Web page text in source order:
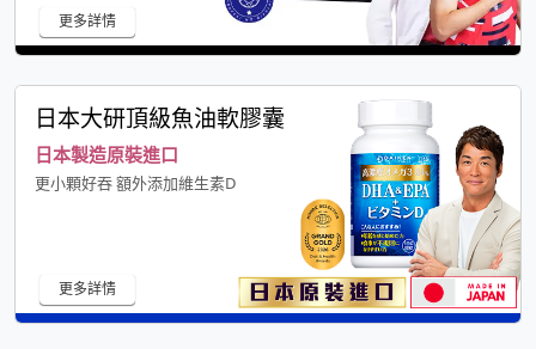
更多詳情
日本大研頂級魚油軟膠囊
日本製造原裝進口
更小顆好吞 額外添加維生素D
更多詳情